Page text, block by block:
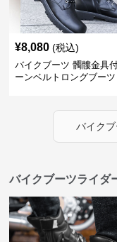
¥8,080 (税込)
バイクブーツ 髑髏金具
ーンベルトロングブーツ
バイク
バイクブーツライダ